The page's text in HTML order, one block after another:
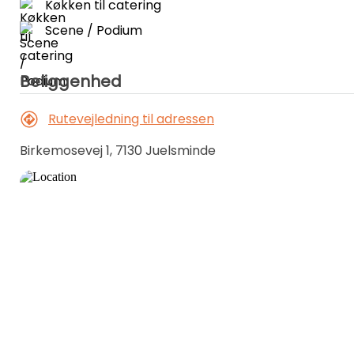
Ekstra døgn - 300,00 kr.
Ingen udlejning til ungdomsfester.
Køkken til catering
Scene / Podium
Beliggenhed
Rutevejledning til adressen
Birkemosevej 1, 7130 Juelsminde